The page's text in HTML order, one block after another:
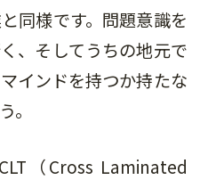
同様です。問題意識を
、そしてうちの地元で
インドを持つか持たな
。
（Cross Laminated